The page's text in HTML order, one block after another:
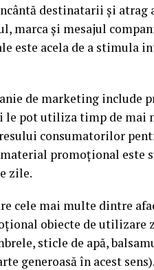
destinatarii și
marca și mesajul
este acela de a stimula
de marketing include
le pot utiliza timp de mai
consumatorilor
promoțional este
zile.
cele mai multe dintre
obiecte de utilizare
sticle de apă,
generoasă în acest